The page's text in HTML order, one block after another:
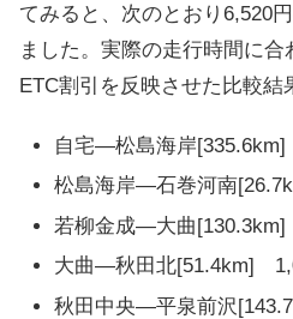
てみると、次のとおり6,520
ました。実際の走行時間に
ETC割引を反映させた比較結
自宅―松島海岸[335.6km]
松島海岸―石巻河南
若柳金成―大曲[130.3km]
大曲―秋田北[51.4km]
秋田中央―平泉前沢